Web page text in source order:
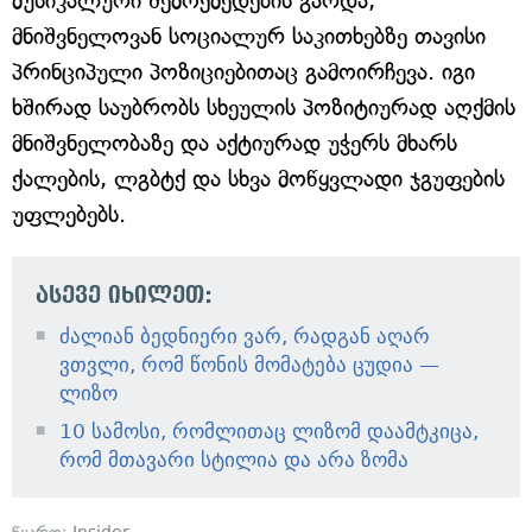
მნიშვნელოვან სოციალურ საკითხებზე თავისი
პრინციპული პოზიციებითაც გამოირჩევა. იგი
ხშირად საუბრობს სხეულის პოზიტიურად აღქმის
მნიშვნელობაზე და აქტიურად უჭერს მხარს
ქალების, ლგბტქ და სხვა მოწყვლადი ჯგუფების
უფლებებს.
ასევე იხილეთ:
ძალიან ბედნიერი ვარ, რადგან აღარ
ვთვლი, რომ წონის მომატება ცუდია —
ლიზო
10 სამოსი, რომლითაც ლიზომ დაამტკიცა,
რომ მთავარი სტილია და არა ზომა